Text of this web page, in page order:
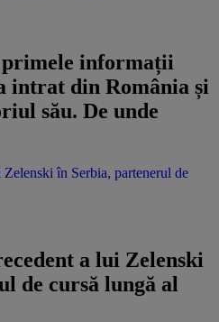
informații
intrat din România și
său. De unde
în Serbia, partenerul de
a lui Zelenski
de cursă lungă al